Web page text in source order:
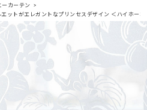
ーカーテン
エットがエレガントなプリンセスデザイン ＜ハイホー